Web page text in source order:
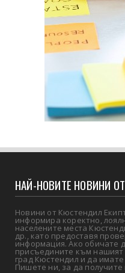
НАЙ-НОВИТЕ НОВИНИ
Новини от Кюстендил
информира коректно,
населените места
др., като предоставя
информация. Ако обичате
присъедините към
град Кюстендил и да
Пишете ни, за да получите